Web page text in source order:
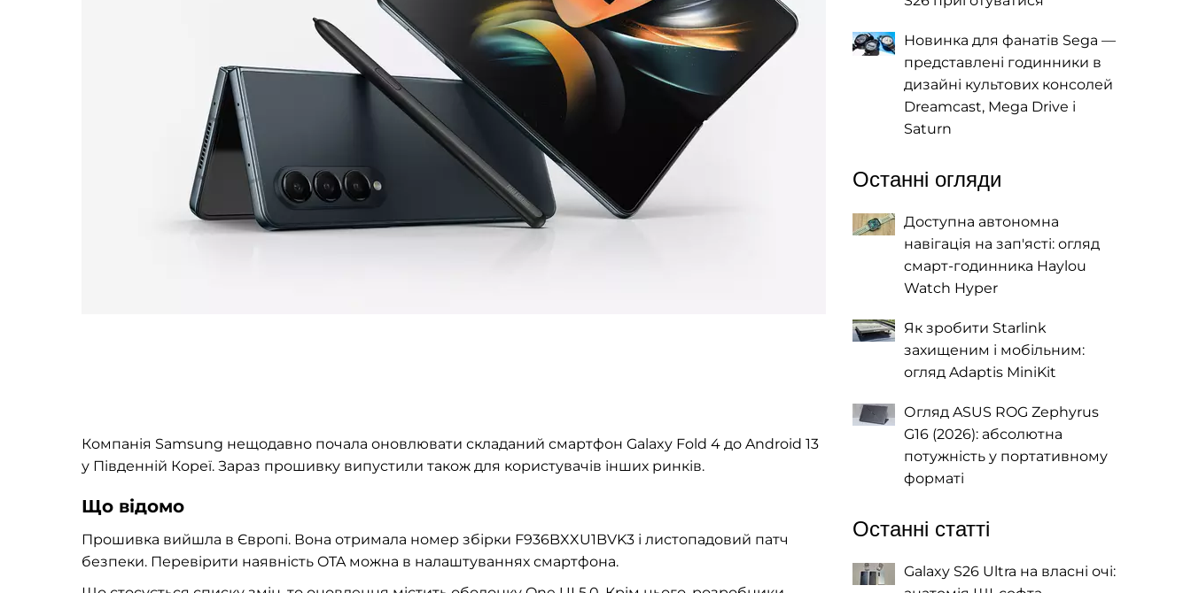
Компанія Samsung нещодавно почала оновлювати складаний смартфон Galaxy Fold 4 до Android 13
у Південній Кореї. Зараз прошивку випустили також для користувачів інших ринків.
Що відомо
Прошивка вийшла в Європі. Вона отримала номер збірки F936BXXU1BVK3 і листопадовий патч
безпеки. Перевірити наявність OTA можна в налаштуваннях смартфона.
Новинка для фанатів Sega —
представлені годинники в
дизайні культових консолей
Dreamcast, Mega Drive і
Saturn
Останні огляди
Доступна автономна
навігація на зап'ясті: огляд
смарт-годинника Haylou
Watch Hyper
Як зробити Starlink
захищеним і мобільним:
огляд Adaptis MiniKit
Огляд ASUS ROG Zephyrus
G16 (2026): абсолютна
потужність у портативному
форматі
Останні статті
Galaxy S26 Ultra на власні очі: